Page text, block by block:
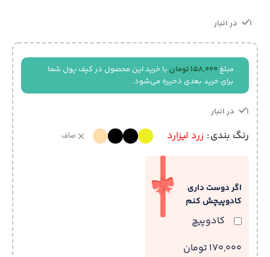
1 در انبار
مبلغ 158,000 تومان با خرید این محصول در کیف پول شما
برای خرید بعدی ذخیره می‌شود.
1 در انبار
رنگ بندی زرد لیزارد صاف
اگر دوست داری
کادوپیچش کنم
کادوپیچ
170,000 تومان